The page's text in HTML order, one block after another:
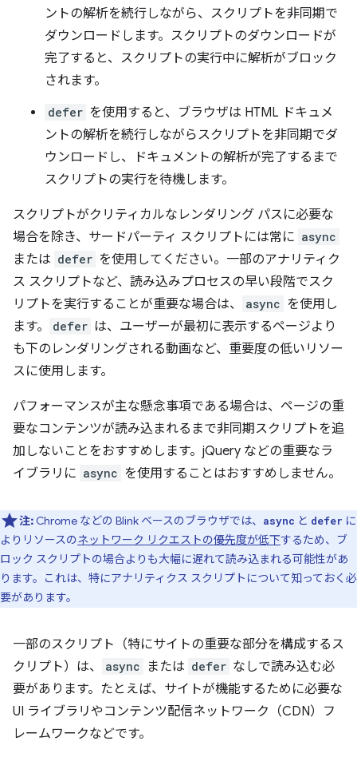
ントの解析を続行しながら、スクリプトを非同期で
ダウンロードします。スクリプトのダウンロードが
完了すると、スクリプトの実行中に解析がブロック
されます。
defer を使用すると、ブラウザは HTML ドキュメ
ントの解析を続行しながらスクリプトを非同期でダ
ウンロードし、ドキュメントの解析が完了するまで
スクリプトの実行を待機します。
スクリプトがクリティカルなレンダリング パスに必要な
場合を除き、サードパーティ スクリプトには常に async
または defer を使用してください。一部のアナリティク
ス スクリプトなど、読み込みプロセスの早い段階でスク
リプトを実行することが重要な場合は、
async を使用し
ます。
defer は、ユーザーが最初に表示するページより
も下のレンダリングされる動画など、重要度の低いリソー
スに使用します。
パフォーマンスが主な懸念事項である場合は、ページの重
要なコンテンツが読み込まれるまで非同期スクリプトを追
加しないことをおすすめします。jQuery などの重要なラ
イブラリに async を使用することはおすすめしません。
注: Chrome などの Blink ベースのブラウザでは、 async と defer に
よりリソースのネットワーク リクエストの優先度が低下するため、ブ
ロック スクリプトの場合よりも大幅に遅れて読み込まれる可能性があ
ります。これは、特にアナリティクス スクリプトについて知っておく必
要があります。
一部のスクリプト（特にサイトの重要な部分を構成するス
クリプト）は、
async または defer なしで読み込む必
要があります。たとえば、サイトが機能するために必要な
UI ライブラリやコンテンツ配信ネットワーク（CDN）フ
レームワークなどです。